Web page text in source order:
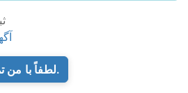
لطفاً با من تماس بگیرید.